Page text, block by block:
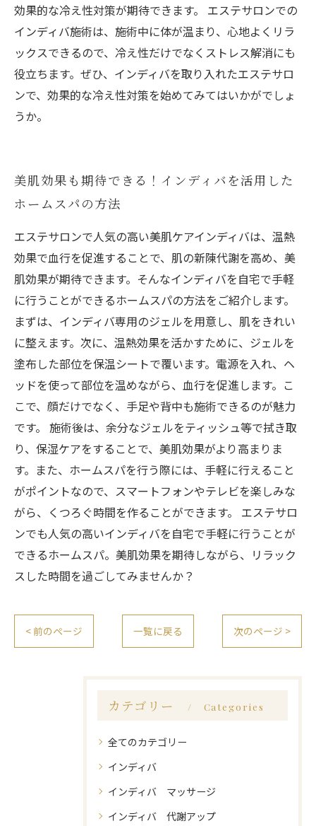
効果的な冷え性対策が期待できます。 エステサロンでの
インディバ施術は、施術中に体が温まり、心地よくリラ
ックスできるので、冷え性だけでなくストレス解消にも
役立ちます。ぜひ、インディバを取り入れたエステサロ
ンで、効果的な冷え性対策を始めてみてはいかがでしょ
うか。
美肌効果も期待できる！インディバを活用した
ホームスパの方法
エステサロンで人気の高い美肌ケアインディバは、温熱
効果で血行を促進することで、肌の新陳代謝を高め、美
肌効果が期待できます。そんなインディバを自宅で手軽
に行うことができるホームスパの方法をご紹介します。
まずは、インディバ専用のジェルを用意し、肌をきれい
に整えます。次に、温熱効果を活かすために、ジェルを
塗布した部位を保温シートで覆います。電源を入れ、ヘ
ッドを使って部位を温めながら、血行を促進します。こ
こで、顔だけでなく、手足や背中も施術できるのが魅力
です。 施術後は、余分なジェルをティッシュ等で拭き取
り、保湿ケアをすることで、美肌効果がより高まりま
す。また、ホームスパを行う際には、手軽に行えること
がポイントなので、スマートフォンやテレビを楽しみな
がら、くつろぐ時間を作ることができます。 エステサロ
ンでも人気の高いインディバを自宅で手軽に行うことが
できるホームスパ。美肌効果を期待しながら、リラック
スした時間を過ごしてみませんか？
< 前のページ 一覧に戻る 次のページ >
カテゴリー Categories
全てのカテゴリー
インディバ
インディバ マッサージ
インディバ 代謝アップ